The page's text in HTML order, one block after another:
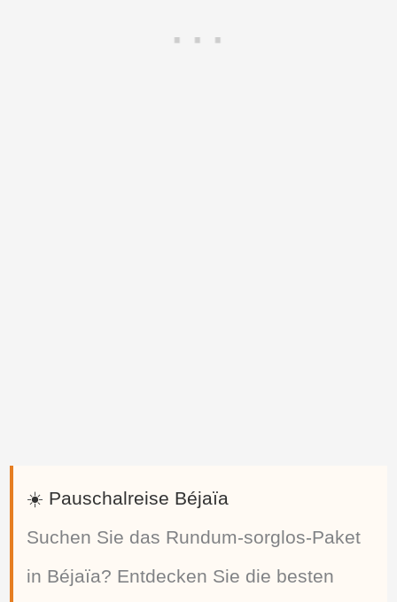
☀️ Pauschalreise Béjaïa
Suchen Sie das Rundum-sorglos-Paket
in Béjaïa? Entdecken Sie die besten